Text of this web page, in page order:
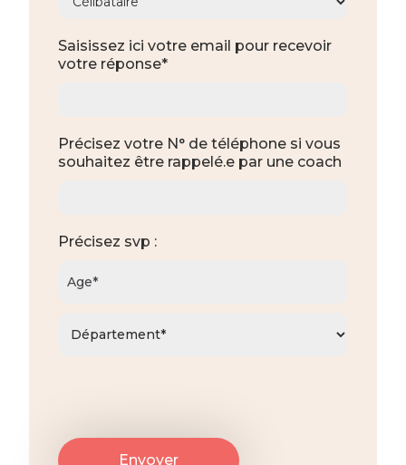
Saisissez ici votre email pour recevoir
votre réponse*
Précisez votre N° de téléphone si vous
souhaitez être rappelé.e par une coach
Précisez svp :